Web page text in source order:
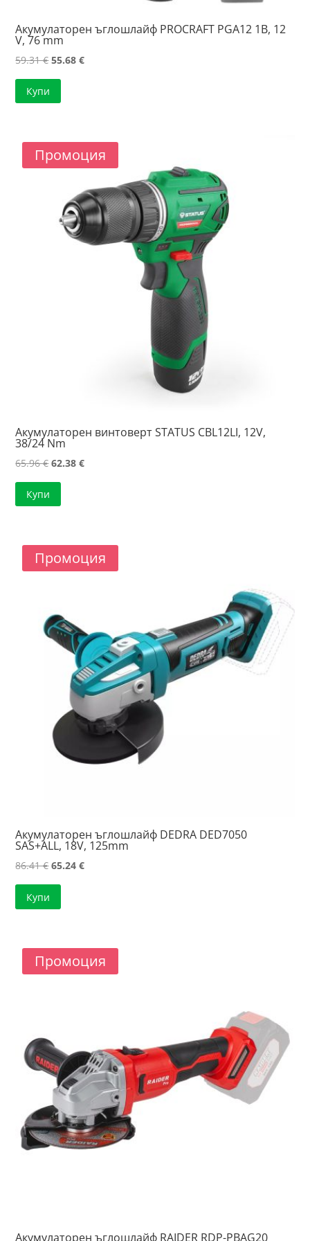
Акумулаторен ъглошлайф PROCRAFT PGA12 1B, 12
V, 76 mm
59.31€ Original
price
55.68€Текущата
Купи
Промоция
Акумулаторен винтоверт STATUS CBL12LI, 12V,
38/24 Nm
65.96€Original
price
62.38€Текущата
Купи
Промоция
Акумулаторен ъглошлайф DEDRA DED7050
SAS+ALL, 18V, 125mm
86.41€Original
price
65.24€Текущата
Купи
Промоция
Акумулаторен ъглошлайф RAIDER RDP-PBAG20